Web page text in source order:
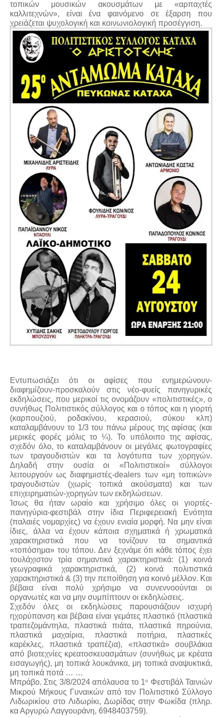
τοπικών μουσικών ακουσμάτων με «αρπαχτές
καλλιτεχνών», είναι ένα φαινόμενο σε έξαρση που
χρειάζεται ψυχολογική και κοινωνιολογική προσέγγιση.
Εντυπωσιάζει ότι οι αφίσες που ενημερώνουν-
διαφημίζουν-προσκαλούν στις νέο-φυείς πανηγυρικές
εκδηλώσεις, που μερικοί τις ονομάζουν «πολιτιστικές», ο
συνήθως Πολιτιστικός σύλλογος και ο τόπος και η γιορτή
(καρπουζιού, ροδακίνου, κερασιού, σύκου κλπ)
καταλαμβάνουν το 1/3 του πάνω μέρους της αφίσας (και
μερικές φορές μόλις το ¼). Το υπόλοιπο της αφίσας,
σχεδόν όλο, το καταλαμβάνουν οι μεγάλες φωτογραφίες
των τραγουδιστών και τα λογότυπα των χορηγών.
Δηλαδή στην ουσία οι «Πολιτιστικοί» σύλλογοι
λειτουργούν ως διαφημιστές-dealers των «μη τοπικών»
τραγουδιστών (χωρίς τοπικά ακούσματα) και των
επιχειρηματιών-χορηγών των εκδηλώσεων.
Ίσως θα ήταν ωραίο και χρήσιμο όλες οι γιορτές-
πανηγύρια-φεστιβάλ στην ίδια Περιφερειακή Ενότητα
(παλαιές νομαρχίες) να έχουν ενιαία μορφή. Να μην είναι
ίδιες, άλλα να έχουν κάποια σχηματικά ή χρωματικά
χαρακτηριστικά που να τονίζουν τα σημαντικά
«τοπόσημα» του τόπου. Δεν ξεχνάμε ότι κάθε τόπος έχει
τουλάχιστον τρία σημαντικά χαρακτηριστικά: (1) κοινά
γεωγραφικά χαρακτηριστικά, (2) κοινά πολιτιστικά
χαρακτηριστικά & (3) την πεποίθηση για κοινό μέλλον. Και
βέβαια είναι πολύ χρήσιμο να συνεννοούνται οι
οργανωτές και να μην συμπίπτουν οι εκδηλώσεις.
Σχεδόν όλες οι εκδηλώσεις παρουσιάζουν ισχυρή
ηχορύπανση και βέβαια είναι γεμάτες πλαστικό (πλαστικά
τραπεζομάντηλα, πλαστικά πιάτα, πλαστικά πηρούνια,
πλαστικά μαχαίρια, πλαστικά ποτήρια, πλαστικές
καρέκλες, πλαστικά τραπέζια), «πλαστικά» σουβλάκια
από βιοτεχνίες κρεατοσκευασμάτων (συνήθως με κρέατα
εισαγωγής), μη τοπικά λουκάνικα, μη τοπικά αναψυκτικά,
μη τοπικά ποτά … …
Μπράβο. Στις 3/8/2024 απόλαυσα το 1ο
Φεστιβάλ Ταινιών
Μικρού Μήκους Γυναικών από τον Πολιτιστικό Σύλλογο
Λιδωρικίου στο Λιδωρίκι, Δωρίδας στην Φωκίδα (πληρ.
κα Αργυρώ Λαγγουράνη, 6948403759).